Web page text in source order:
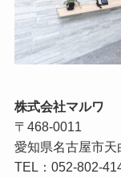
株式会社マルワ
〒468-0011
愛知県名古屋市
TEL：052-802-